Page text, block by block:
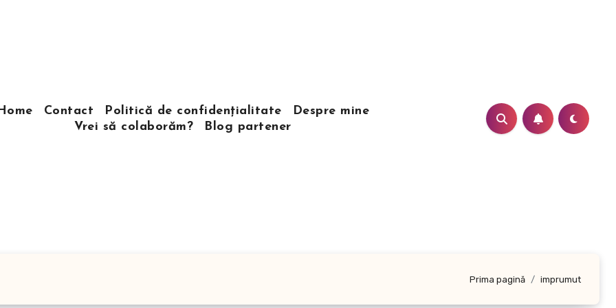
Home Contact Politică de confidențialitate
Despre mine
Vrei să colaborăm?
Blog partener
Prima pagină imprumut